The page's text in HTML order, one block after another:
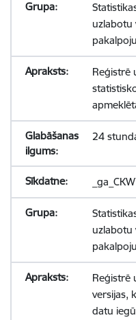
uzlabotu
Reģistrē
24
uzlabotu
Reģistrē
versijas,
datu